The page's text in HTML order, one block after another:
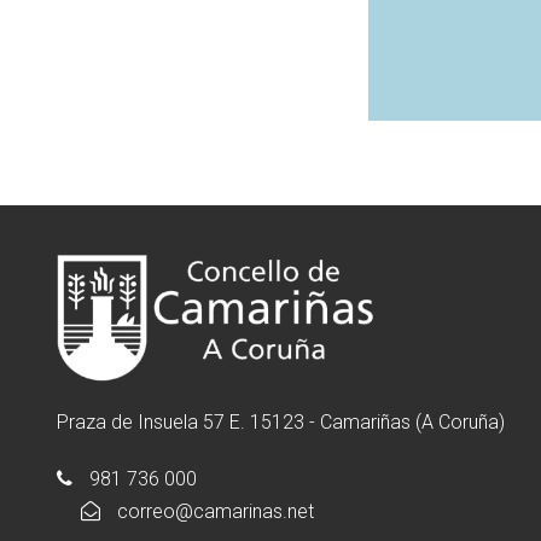
Praza de Insuela 57 E. 15123 - Camariñas (A Coruña)
981 736 000
correo@camarinas.net